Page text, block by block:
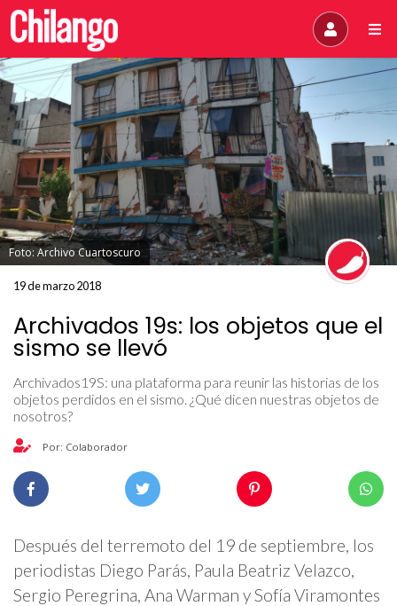
Foto: Archivo Cuartoscuro
19 de marzo 2018
Archivados 19s: los objetos que el
sismo se llevó
Archivados19S: una plataforma para reunir las historias de los
objetos perdidos en el sismo. ¿Qué dicen nuestras objetos de
nosotros?
Por: Colaborador
Después del terremoto del 19 de septiembre, los
periodistas Diego Parás, Paula Beatriz Velazco,
Sergio Peregrina, Ana Warman y Sofía Viramontes